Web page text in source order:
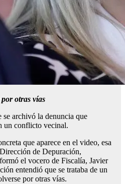
otras vías
se archivó la denuncia que
un conflicto vecinal.
que aparece en el video, esa
de Depuración,
el vocero de Fiscalía, Javier
entendió que se trataba de un
por otras vías.